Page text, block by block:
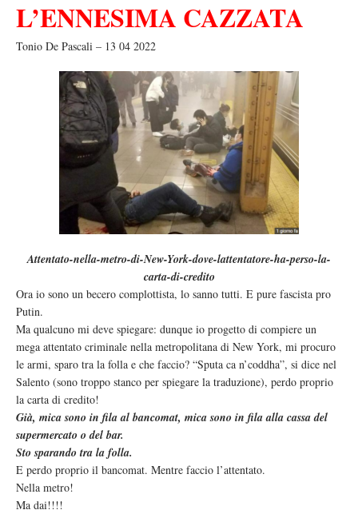
L’ENNESIMA CAZZATA
Tonio De Pascali – 13 04 2022
Attentato-nella-metro-di-New-York-dove-lattentatore-ha-perso-la-
carta-di-credito
Ora io sono un becero complottista, lo sanno tutti. E pure fascista pro
Putin.
Ma qualcuno mi deve spiegare: dunque io progetto di compiere un
mega attentato criminale nella metropolitana di New York, mi procuro
le armi, sparo tra la folla e che faccio? “Sputa ca n’coddha”, si dice nel
Salento (sono troppo stanco per spiegare la traduzione), perdo proprio
la carta di credito!
Già, mica sono in fila al bancomat, mica sono in fila alla cassa del
supermercato o del bar.
Sto sparando tra la folla.
E perdo proprio il bancomat. Mentre faccio l’attentato.
Nella metro!
Ma dai!!!!